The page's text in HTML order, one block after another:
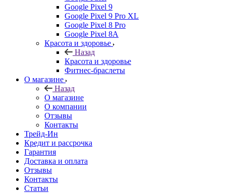
Google Pixel 9
Google Pixel 9 Pro XL
Google Pixel 8 Pro
Google Pixel 8A
Красота и здоровье
Назад
Красота и здоровье
Фитнес-браслеты
О магазине
Назад
О магазине
О компании
Отзывы
Контакты
Трейд-Ин
Кредит и рассрочка
Гарантия
Доставка и оплата
Отзывы
Контакты
Статьи